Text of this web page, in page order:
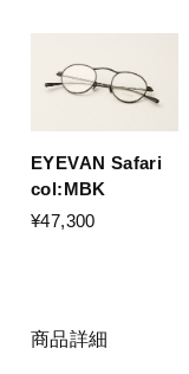
EYEVAN Safari
col:MBK
¥47,300
商品詳細